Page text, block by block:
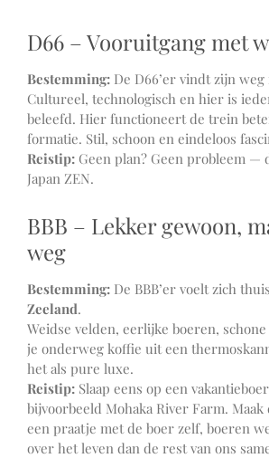
D66 – Vooruitgang met
Bestemming: De D66’er vindt zijn weg
Cultureel, technologisch en hier is
beleefd. Hier functioneert de trein
formatie. Stil, schoon en eindeloos
Reistip: Geen plan? Geen probleem —
Japan ZEN.
BBB – Lekker gewoon,
weg
Bestemming: De BBB’er voelt zich
Zeeland.
Weidse velden, eerlijke boeren,
je onderweg koffie uit een
het als pure luxe.
Reistip: Slaap eens op een
bijvoorbeeld Mohaka River Farm. Maak
een praatje met de boer zelf, boeren
over het leven dan de rest van ons